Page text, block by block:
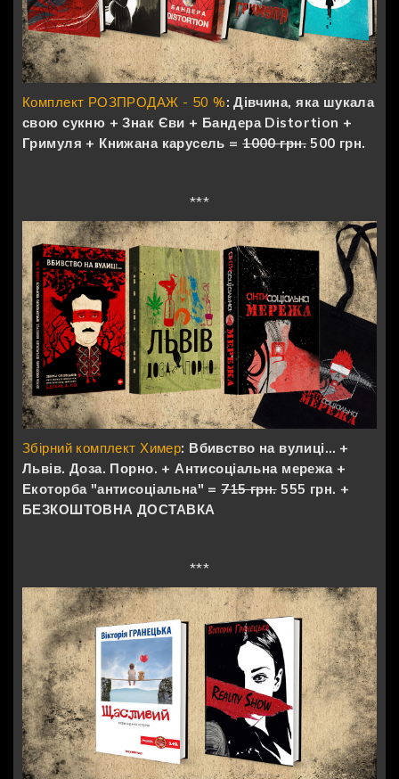
Комплект РОЗПРОДАЖ - 50 %: Дівчина, яка шукала
свою сукню + Знак Єви + Бандера Distortion +
Гримуля + Книжана карусель =1000 грн.500 грн.
***
Збірний комплект Химер: Вбивство на вулиці… +
Львів. Доза. Порно. + Антисоціальна мережа +
Екоторба "антисоціальна" =715 грн.555 грн. +
БЕЗКОШТОВНА ДОСТАВКА
***